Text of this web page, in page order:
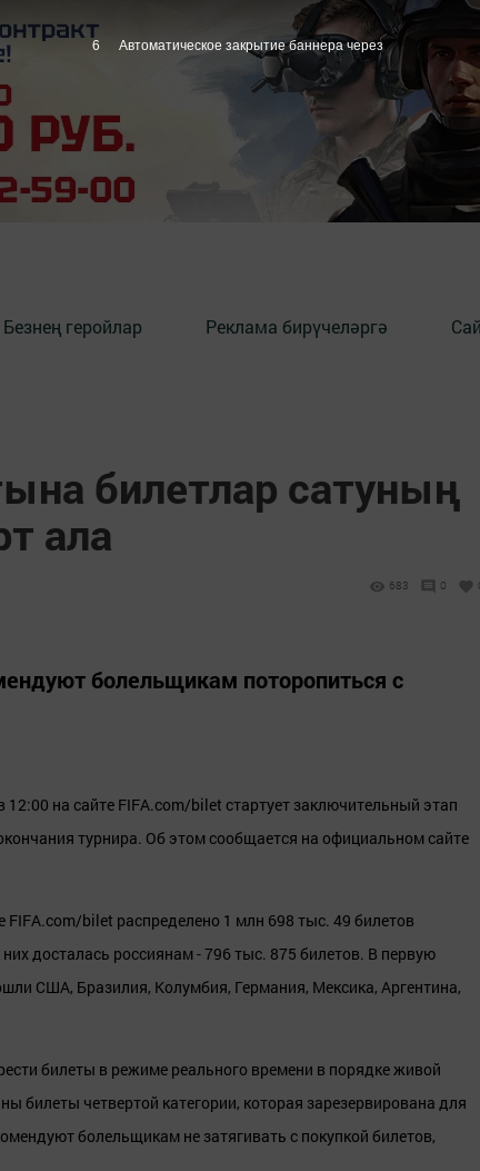
Безнең геройлар Реклама бирүчеләргә
билетлар сатуның
ала
683 0
болельщикам поторопиться с
на сайте FIFA.com/bilet стартует заключительный этап
турнира. Об этом сообщается на официальном сайте
bilet распределено 1 млн 698 тыс. 49 билетов
досталась россиянам - 796 тыс. 875 билетов. В первую
США, Бразилия, Колумбия, Германия, Мексика, Аргентина,
билеты в режиме реального времени в порядке живой
билеты четвертой категории, которая зарезервирована для
болельщикам не затягивать с покупкой билетов,
5 Автоматическое закрытие баннера через